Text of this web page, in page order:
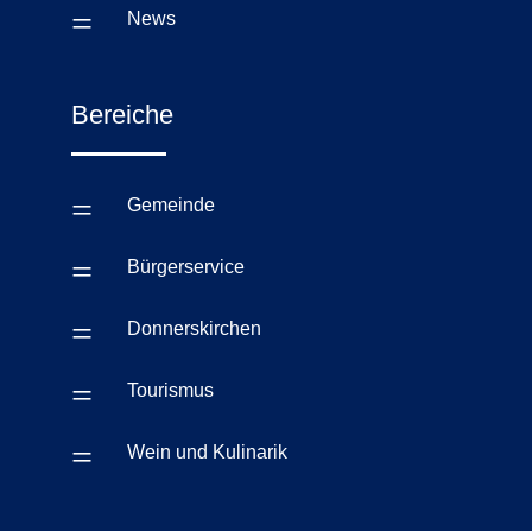
= News
Bereiche
= Gemeinde
= Bürgerservice
= Donnerskirchen
= Tourismus
= Wein und Kulinarik